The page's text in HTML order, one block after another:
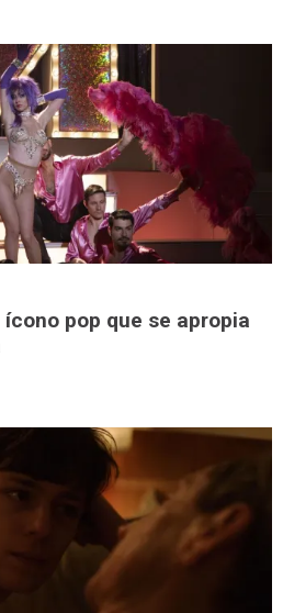
pop que se apropia